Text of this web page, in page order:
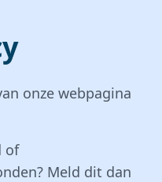
onze webpagina
of
Meld dit dan